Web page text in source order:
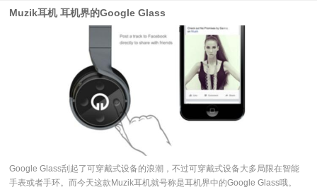
Muzik耳机 耳机界的Google Glass
Google Glass刮起了可穿戴式设备的浪潮，不过可穿戴式设备大多局限在智能
手表或者手环。而今天这款Muzik耳机就号称是耳机界中的Google Glass哦。